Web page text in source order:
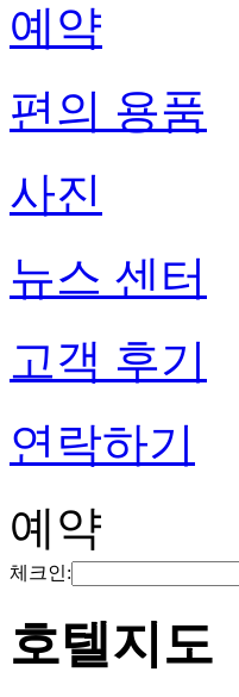
예약
편의 용품
사진
뉴스 센터
고객 후기
연락하기
예약
체크인:
호텔지도